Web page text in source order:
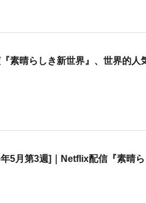
素晴らしき新世界』、世界的人
5月第3週]｜Netflix配信『素晴ら